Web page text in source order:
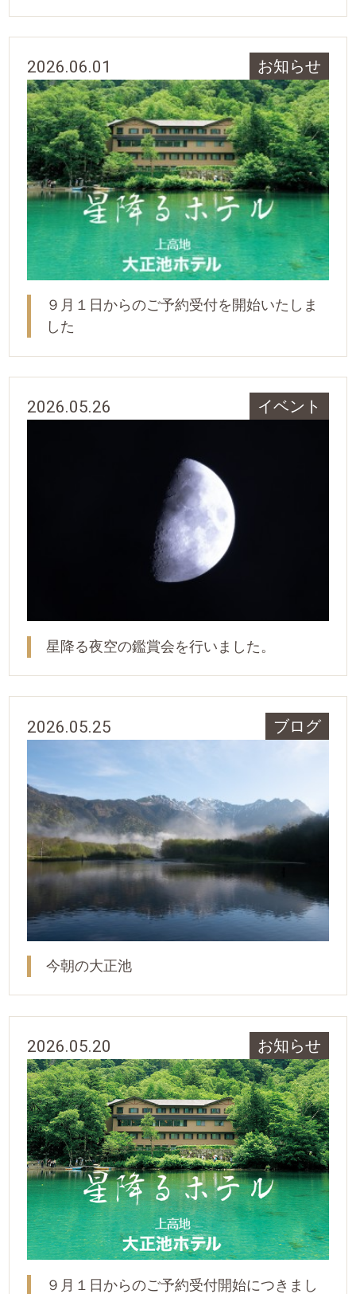
2026.06.01 お知らせ
９月１日からのご予約受付を開始いたしま
した
2026.05.26 イベント
星降る夜空の鑑賞会を行いました。
2026.05.25 ブログ
今朝の大正池
2026.05.20 お知らせ
９月１日からのご予約受付開始につきまし